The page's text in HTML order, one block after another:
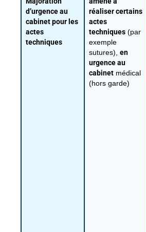
d’urgence au
cabinet pour les
actes
techniques
réaliser certains
actes
techniques (par
exemple
sutures), en
urgence au
cabinet médical
(hors garde)